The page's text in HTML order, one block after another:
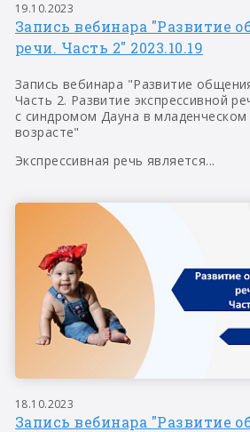
19.10.2023
Запись вебинара "Развитие
речи. Часть 2" 2023.10.19
Запись вебинара "Развитие
Часть 2. Развитие экспрессивной
с синдромом Дауна в
возрасте"
Экспрессивная речь является...
18.10.2023
Запись вебинара "Развитие